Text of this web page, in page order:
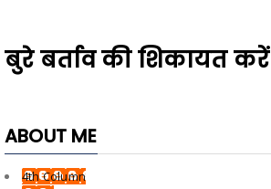
बुरे बर्ताव की शिकायत करें
ABOUT ME
4th Column